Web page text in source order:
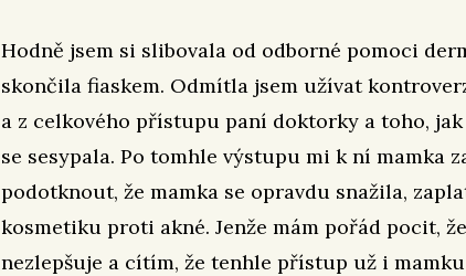
Hodně jsem si slibovala od odborné pomoci
skončila fiaskem. Odmítla jsem užívat
a z celkového přístupu paní doktorky a toho,
se sesypala. Po tomhle výstupu mi k ní mamka
podotknout, že mamka se opravdu snažila,
kosmetiku proti akné. Jenže mám pořád pocit,
nezlepšuje a cítím, že tenhle přístup už i